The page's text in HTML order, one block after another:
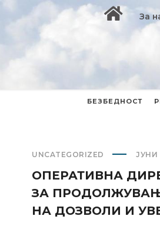
За
БЕЗБЕДНОСТ
UNCATEGORIZED ЈУНИ
ОПЕРАТИВНА
ЗА
НА ДОЗВОЛИ И